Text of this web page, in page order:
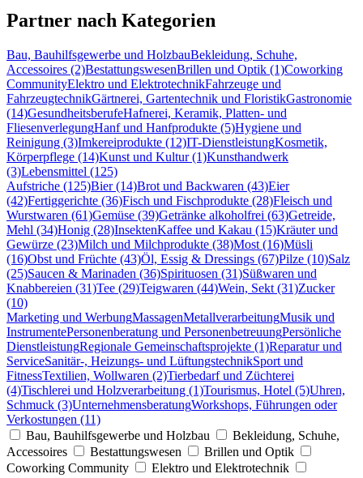
Partner nach Kategorien
Bau, Bauhilfsgewerbe und HolzbauBekleidung, Schuhe,
Accessoires (2)BestattungswesenBrillen und Optik (1)Coworking
CommunityElektro und ElektrotechnikFahrzeuge und
FahrzeugtechnikGärtnerei, Gartentechnik und FloristikGastronomie
(14)GesundheitsberufeHafnerei, Keramik, Platten- und
FliesenverlegungHanf und Hanfprodukte (5)Hygiene und
Reinigung (3)Imkereiprodukte (12)IT-DienstleistungKosmetik,
Körperpflege (14)Kunst und Kultur (1)Kunsthandwerk
(3)Lebensmittel (125)
Aufstriche (125)Bier (14)Brot und Backwaren (43)Eier
(42)Fertiggerichte (36)Fisch und Fischprodukte (28)Fleisch und
Wurstwaren (61)Gemüse (39)Getränke alkoholfrei (63)Getreide,
Mehl (34)Honig (28)InsektenKaffee und Kakau (15)Kräuter und
Gewürze (23)Milch und Milchprodukte (38)Most (16)Müsli
(16)Obst und Früchte (43)Öl, Essig & Dressings (67)Pilze (10)Salz
(25)Saucen & Marinaden (36)Spirituosen (31)Süßwaren und
Knabbereien (31)Tee (29)Teigwaren (44)Wein, Sekt (31)Zucker
(10)
Marketing und WerbungMassagenMetallverarbeitungMusik und
InstrumentePersonenberatung und PersonenbetreuungPersönliche
DienstleistungRegionale Gemeinschaftsprojekte (1)Reparatur und
ServiceSanitär-, Heizungs- und LüftungstechnikSport und
FitnessTextilien, Wollwaren (2)Tierbedarf und Züchterei
(4)Tischlerei und Holzverarbeitung (1)Tourismus, Hotel (5)Uhren,
Schmuck (3)UnternehmensberatungWorkshops, Führungen oder
Verkostungen (11)
Bau, Bauhilfsgewerbe und Holzbau
Bekleidung, Schuhe,
Accessoires
Bestattungswesen
Brillen und Optik
Coworking Community
Elektro und Elektrotechnik